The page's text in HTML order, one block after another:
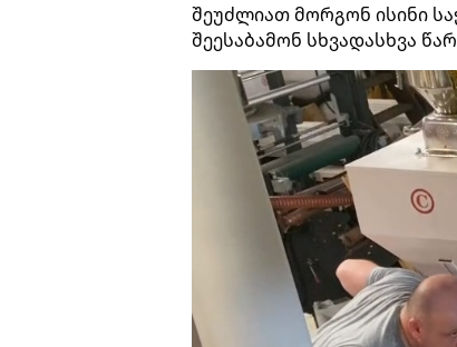
შეუძლიათ მორგონ ისინი
შეესაბამონ სხვადასხვა